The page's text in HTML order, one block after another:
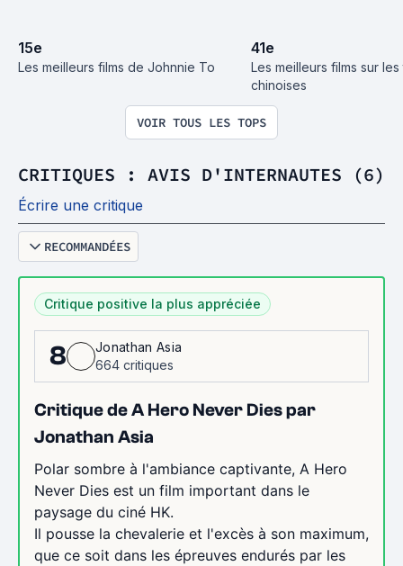
15e
Les meilleurs films de Johnnie To
41e
Les meilleurs films sur
chinoises
VOIR TOUS LES TOPS
CRITIQUES : AVIS D'INTERNAUTES (6)
Écrire une critique
RECOMMANDÉES
Critique positive la plus appréciée
8
Jonathan Asia
664 critiques
Critique de A Hero Never Dies par
Jonathan Asia
Polar sombre à l'ambiance captivante, A Hero
Never Dies est un film important dans le
paysage du ciné HK.
Il pousse la chevalerie et l'excès à son maximum,
que ce soit dans les épreuves endurés par les